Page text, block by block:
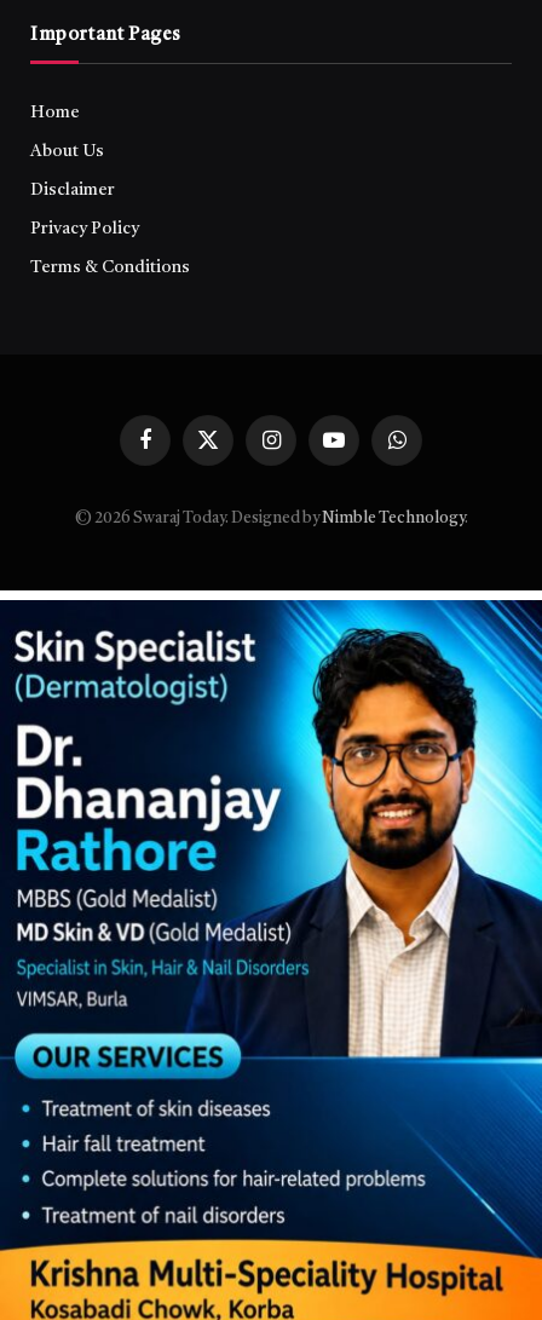
Important Pages
Home
About Us
Disclaimer
Privacy Policy
Terms & Conditions
FacebookX
InstagramYouTubeWhatsApp
© 2026 Swaraj Today. Designed byNimble Technology.